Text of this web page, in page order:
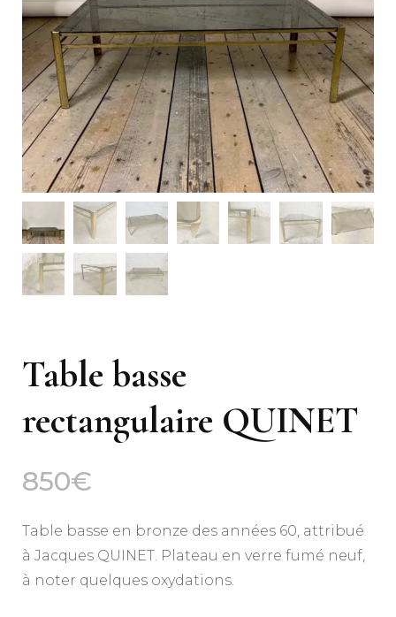
Table basse
rectangulaire QUINET
850€
Table basse en bronze des années 60, attribué
à Jacques QUINET. Plateau en verre fumé neuf,
à noter quelques oxydations.